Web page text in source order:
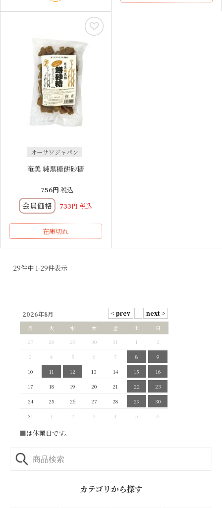
オーサワジャパン
奄美 純黒糖餅砂糖
756 税込
会員価格 733 税込
在庫切れ
29件中 1-29件表示
2026年8月
月 火 水 木 金 土
日
27
28 29 30 31 1
2
3
4 5 6 7 8
9
10
11 12 13 14 15
16
17
18 19 20 21 22
23
24
25 26 27 28 29
30
31
1 2 3 4 5 6
■は休業日です。
カテゴリから探す